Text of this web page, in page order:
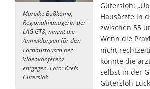
Mareike Bußkamp,
Regionalmanagerin der
LAG GT8, nimmt die
Anmeldungen für den
Fachaustausch per
Videokonferenz
entgegen. Foto: Kreis
Gütersloh
Gütersloh:
Hausärzte in
zwischen 55
Wenn die
nicht
könnte die
selbst in der
Gütersloh